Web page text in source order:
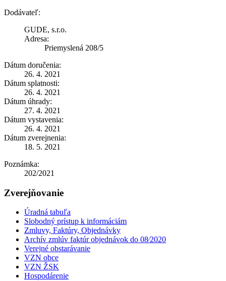
Dodávateľ:
GUDE, s.r.o.
Adresa:
Priemyslená 208/5
Dátum doručenia:
26. 4. 2021
Dátum splatnosti:
26. 4. 2021
Dátum úhrady:
27. 4. 2021
Dátum vystavenia:
26. 4. 2021
Dátum zverejnenia:
18. 5. 2021
Poznámka:
202/2021
Zverejňovanie
Úradná tabuľa
Slobodný prístup k informáciám
Zmluvy, Faktúry, Objednávky
Archív zmlúv faktúr objednávok do 08⁄2020
Verejné obstarávanie
VZN obce
VZN ŽSK
Hospodárenie